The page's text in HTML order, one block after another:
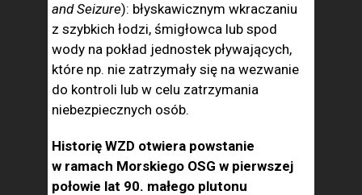
and Seizure): błyska­wicznym wkraczaniu
z szybkich łodzi, śmigłowca lub spod
wody na pokład jednostek pływających,
które np. nie zatrzymały się na we­zwanie
do kontroli lub w celu zatrzymania
niebezpiecznych osób.
Historię WZD otwiera powstanie
w ramach Morskiego OSG w pierwszej
połowie lat 90. małego plutonu